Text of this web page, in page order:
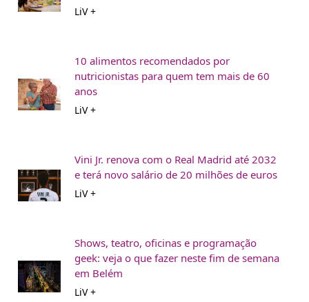
LiV +
10 alimentos recomendados por
nutricionistas para quem tem mais de 60
anos
LiV +
Vini Jr. renova com o Real Madrid até 2032
e terá novo salário de 20 milhões de euros
LiV +
Shows, teatro, oficinas e programação
geek: veja o que fazer neste fim de semana
em Belém
LiV +